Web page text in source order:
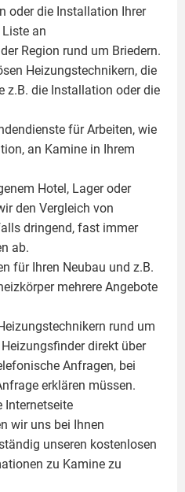
oder die Installation Ihrer
an
Region rund um Briedern.
Heizungstechnikern, die
z.B. die Installation oder die
für Arbeiten, wie
an Kamine in Ihrem
Hotel, Lager oder
den Vergleich von
dringend, fast immer
ab.
für Ihren Neubau und z.B.
mehrere Angebote
rund um
direkt über
Anfragen, bei
erklären müssen.
Internetseite
wir uns bei Ihnen
unseren kostenlosen
zu Kamine zu